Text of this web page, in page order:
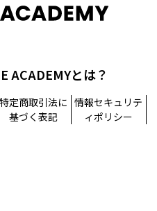
ACADEMYとは？
特定商取引法に
基づく表記
情報セキュリテ
ィポリシー